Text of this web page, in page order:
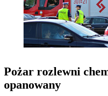
Pożar rozlewni
opanowany